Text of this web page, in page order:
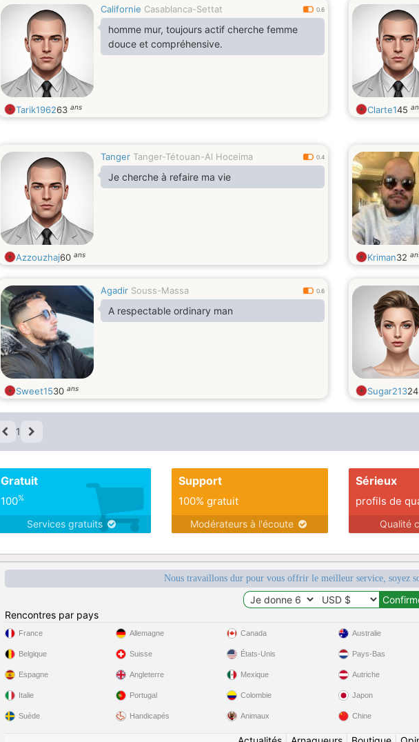
Californie Casablanca-Settat 0.6
homme mur, toujours actif cherche femme
douce et compréhensive.
Tarik196263 ans Clarte145
Tanger Tanger-Tétouan-Al Hoceima 0.4
Je cherche à refaire ma vie
Azzouzhaj60 ans Kriman32
Agadir Souss-Massa 0.6
A respectable ordinary man
Sweet1530 ans Sugar21324
1
Gratuit
100%
Services gratuits
Support
100% gratuit
Modérateurs à l'écoute
Sérieux
profils de
Qualité
Nous travaillons dur pour vous offrir le meilleur service, soyez
Rencontres par pays
France
Belgique
Espagne
Italie
Suède
Allemagne
Suisse
Angleterre
Portugal
Handicapés
Canada
États-Unis
Mexique
Colombie
Animaux
Australie
Pays-Bas
Autriche
Japon
Chine